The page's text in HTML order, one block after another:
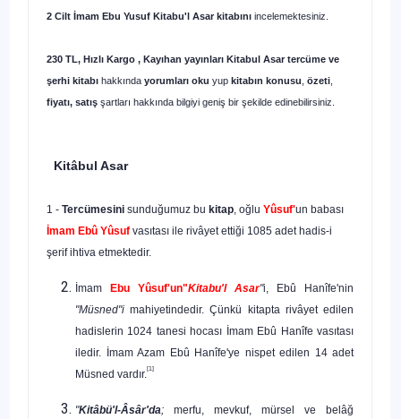
2 Cilt İmam Ebu Yusuf Kitabu'l Asar kitabını incelemektesiniz.
230 TL, Hızlı Kargo , Kayıhan yayınları Kitabul Asar tercüme ve
şerhi kitabı hakkında yorumları oku yup kitabın konusu özeti
fiyatı, satış şartları hakkında bilgiyi geniş bir şekilde edinebilirsiniz.
Kitâbul Asar
1 - Tercümesini sunduğumuz bu kitap , oğlu Yûsuf'un babası
İmam Ebû Yûsuf vasıtası ile rivâyet ettiği 1085 adet hadis-i
şerif ihtiva etmektedir.
İmam Ebu Yûsuf'un"Kitabu'l Asar"i, Ebû Hanîfe'nin
"Müsned"imahiyetindedir. Çünkü kitapta rivâyet edilen
hadislerin 1024 tanesi ho­cası İmam Ebû Hanîfe vasıtası
iledir. İmam Azam Ebû Hanîfe'ye nispet edilen 14 adet
Müsned vardır. [1]
"Kitâbü'l-Âsâr'da; merfu, mevkuf, mürsel ve belâğ